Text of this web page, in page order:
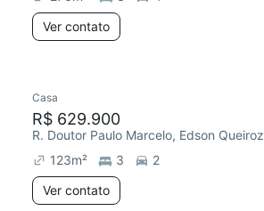
Ver contato
Casa
R$ 629.900
R. Doutor Paulo Marcelo, Edson Queiroz
123m² 3
2
Ver contato